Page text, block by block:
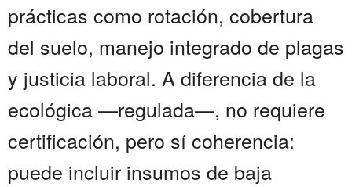
prácticas como rotación, cobertura
del suelo, manejo integrado de plagas
y justicia laboral. A diferencia de la
ecológica —regulada—, no requiere
certificación, pero sí coherencia:
puede incluir insumos de baja